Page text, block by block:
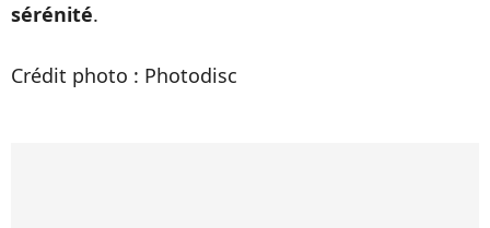
sérénité.
Crédit photo : Photodisc